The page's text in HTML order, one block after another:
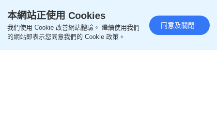
本網站正使用 Cookies
我們使用 Cookie 改善網站體驗。 繼續使用我們
的網站即表示您同意我們的 Cookie 政策。
同意及關閉